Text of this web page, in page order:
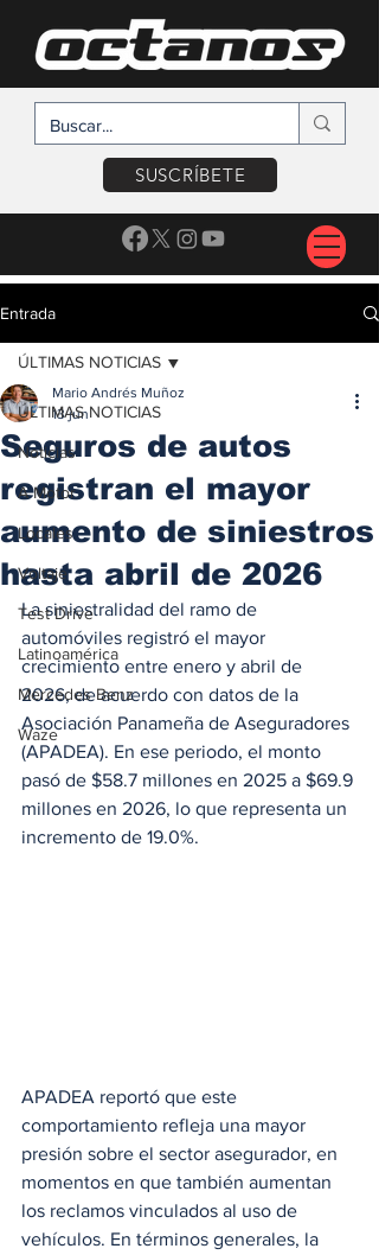
SUSCRÍBETE
Entrada
ÚLTIMAS NOTICIAS
Noticias
A Motor
Locales
Voltaje
Test Drive
Latinoamérica
Mercedes Benz
Waze
ÚLTIMAS NOTICIAS
Seguros de autos
registran el mayor
aumento de siniestros
hasta abril de 2026
Mario Andrés Muñoz
13 jun
La siniestralidad del ramo de
automóviles registró el mayor
crecimiento entre enero y abril de
2026, de acuerdo con datos de la
Asociación Panameña de Aseguradores
(APADEA). En ese periodo, el monto
pasó de $58.7 millones en 2025 a $69.9
millones en 2026, lo que representa un
incremento de 19.0%.
APADEA reportó que este
comportamiento refleja una mayor
presión sobre el sector asegurador, en
momentos en que también aumentan
los reclamos vinculados al uso de
vehículos. En términos generales, la